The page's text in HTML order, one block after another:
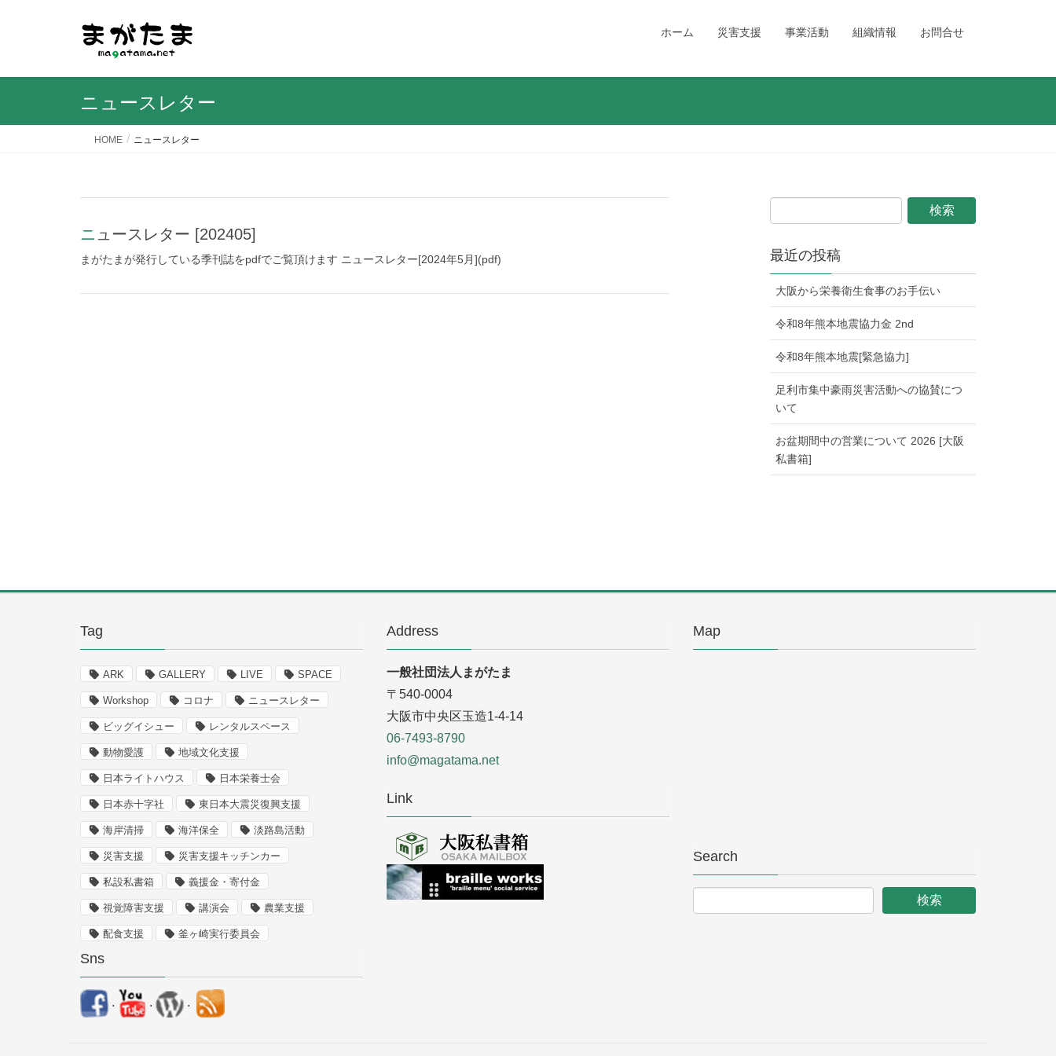
ホーム 災害支援 事業活動 組織情報 お問合せ
ニュースレター
HOME ニュースレター
ニュースレター [202405]
まがたまが発行している季刊誌をpdfでご覧頂けます ニュースレター[2024年5月](pdf) 最近の投稿
大阪から栄養衛生食事のお手伝い
令和8年熊本地震協力金 2nd
令和8年熊本地震[緊急協力]
足利市集中豪雨災害活動への協賛につ
いて
お盆期間中の営業について 2026 [大阪
私書箱]
Tag
ARK GALLERY LIVE SPACE
Workshop コロナ ニュースレター
ビッグイシュー レンタルスペース
動物愛護 地域文化支援
日本ライトハウス 日本栄養士会
日本赤十字社 東日本大震災復興支援
海岸清掃 海洋保全 淡路島活動
災害支援 災害支援キッチンカー
私設私書箱 義援金・寄付金
視覚障害支援 講演会 農業支援
配食支援 釜ヶ崎実行委員会
Sns
. . .
Address
一般社団法人まがたま
〒540-0004
大阪市中央区玉造1-4-14
06-7493-8790
info@magatama.net
Link
Map
Search